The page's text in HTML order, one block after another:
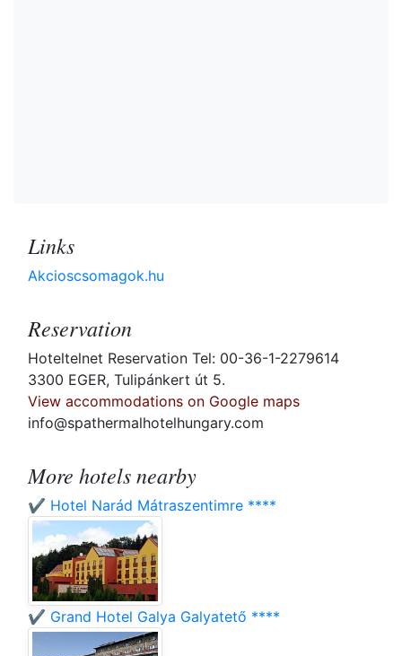
Links
Akcioscsomagok.hu
Reservation
Hoteltelnet Reservation Tel: 00-36-1-2279614
3300 EGER, Tulipánkert út 5.
View accommodations on Google maps
info@spathermalhotelhungary.com
More hotels nearby
✔️ Hotel Narád Mátraszentimre ****
✔️ Grand Hotel Galya Galyatető ****